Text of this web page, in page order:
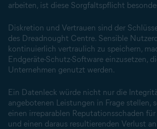
arbeiten, ist diese Sorgfaltspflicht
Diskretion und Vertrauen sind der
des Dreadnought Centre. Sensible
kontinuierlich vertraulich zu speichern,
Endgeräte-Schutz-Software einzusetzen,
Unternehmen genutzt werden.
Ein Datenleck würde nicht nur die
angebotenen Leistungen in Frage stellen,
einen irreparablen Reputationsschaden
und einen daraus resultierenden Verlust